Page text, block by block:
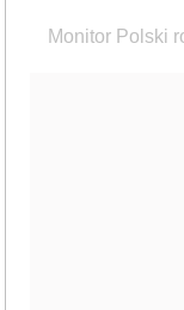
Monitor Polski